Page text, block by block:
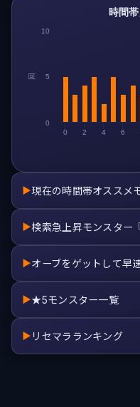
回
時間
0 2 4 6
0
5
10
▶現在の時間帯オススメ
▶検索急上昇モンスター
▶オーブをゲットして早
▶★5モンスター一覧
▶ リセマラランキング